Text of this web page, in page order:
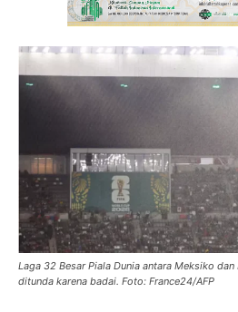
Laga 32 Besar Piala Dunia antara Meksiko
ditunda karena badai. Foto: France24/AFP